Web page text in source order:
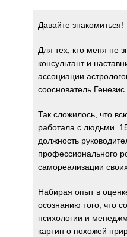
Давайте знакомиться!
Для тех, кто меня не
консультант и
ассоциации
сооснователь Генезис.
Так сложилось, что
работала с людьми.
должность
профессионального
самореализации
Набирая опыт в
осознанию того, что
психологии и
картин о похожей